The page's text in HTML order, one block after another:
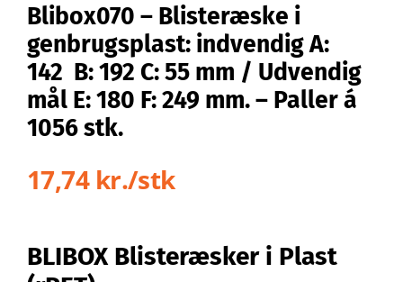
Blibox070 – Blisteræske i
genbrugsplast: indvendig A:
142 B: 192 C: 55 mm / Udvendig
mål E: 180 F: 249 mm. – Paller á
1056 stk.
17,74 kr./stk
BLIBOX Blisteræsker i Plast